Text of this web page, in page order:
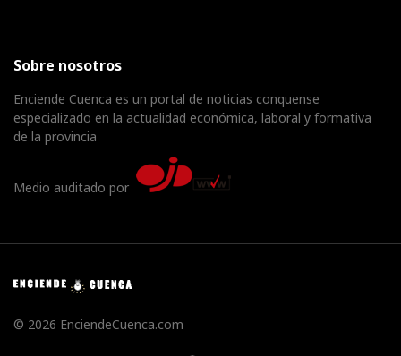
Sobre nosotros
Enciende Cuenca es un portal de noticias conquense
especializado en la actualidad económica, laboral y formativa
de la provincia
Medio auditado por
© 2026 EnciendeCuenca.com